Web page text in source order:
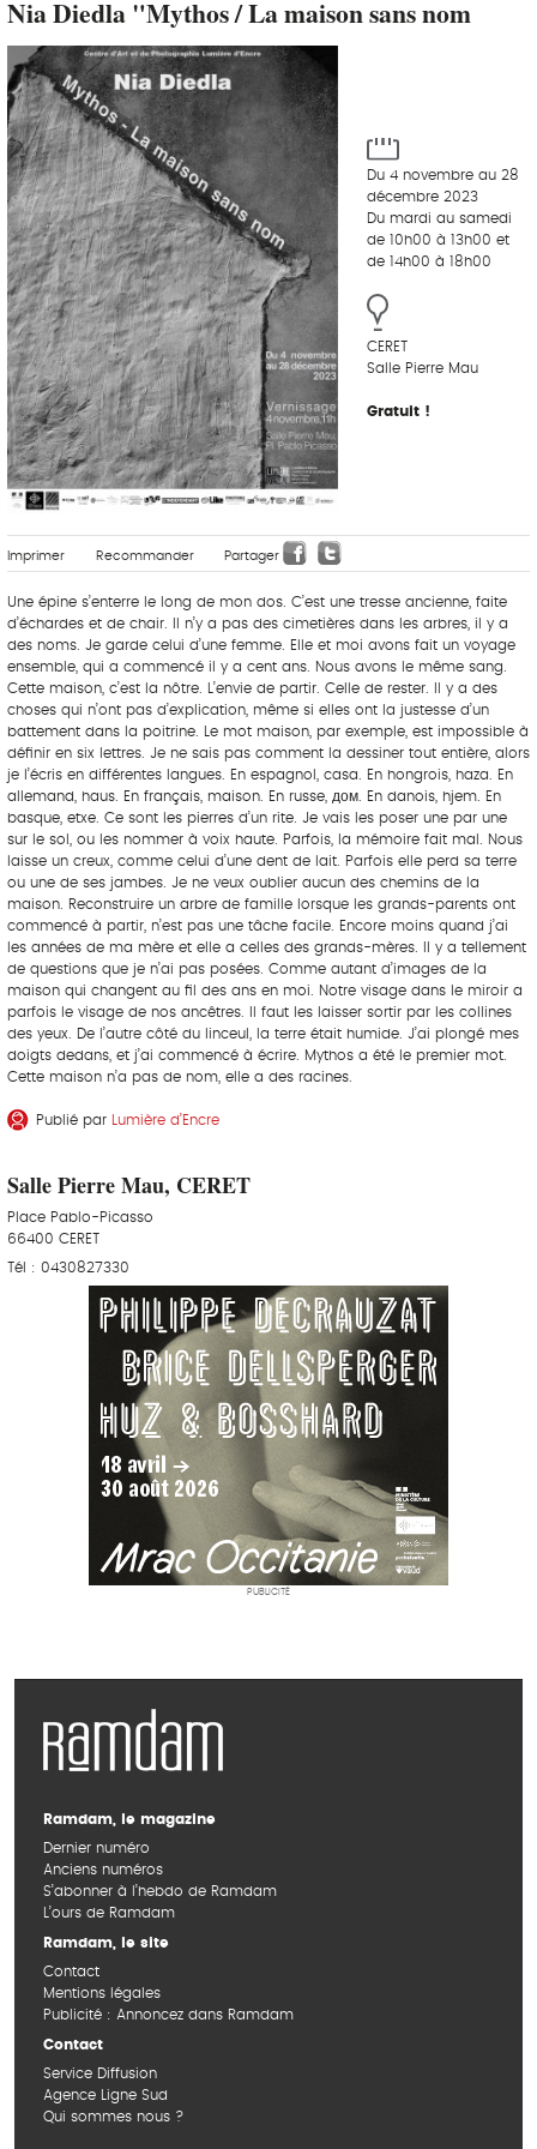
Nia Diedla "Mythos / La maison sans nom
Du 4 novembre au 28
décembre 2023
Du mardi au samedi
de 10h00 à 13h00 et
de 14h00 à 18h00
CERET
Salle Pierre Mau
Gratuit !
Imprimer Recommander Partager
Une épine s’enterre le long de mon dos. C’est une tresse ancienne, faite
d’échardes et de chair. Il n’y a pas des cimetières dans les arbres, il y a
des noms. Je garde celui d’une femme. Elle et moi avons fait un voyage
ensemble, qui a commencé il y a cent ans. Nous avons le même sang.
Cette maison, c’est la nôtre. L’envie de partir. Celle de rester. Il y a des
choses qui n’ont pas d’explication, même si elles ont la justesse d’un
battement dans la poitrine. Le mot maison, par exemple, est impossible à
définir en six lettres. Je ne sais pas comment la dessiner tout entière, alors
je l’écris en différentes langues. En espagnol, casa. En hongrois, haza. En
allemand, haus. En français, maison. En russe, дом. En danois, hjem. En
basque, etxe. Ce sont les pierres d’un rite. Je vais les poser une par une
sur le sol, ou les nommer à voix haute. Parfois, la mémoire fait mal. Nous
laisse un creux, comme celui d’une dent de lait. Parfois elle perd sa terre
ou une de ses jambes. Je ne veux oublier aucun des chemins de la
maison. Reconstruire un arbre de famille lorsque les grands-parents ont
commencé à partir, n’est pas une tâche facile. Encore moins quand j’ai
les années de ma mère et elle a celles des grands-mères. Il y a tellement
de questions que je n’ai pas posées. Comme autant d’images de la
maison qui changent au fil des ans en moi. Notre visage dans le miroir a
parfois le visage de nos ancêtres. Il faut les laisser sortir par les collines
des yeux. De l’autre côté du linceul, la terre était humide. J’ai plongé mes
doigts dedans, et j’ai commencé à écrire. Mythos a été le premier mot.
Cette maison n’a pas de nom, elle a des racines.
Publié par Lumière d’Encre
Salle Pierre Mau, CERET
Place Pablo-Picasso
66400 CERET
Tél : 0430827330
PUBLICITÉ
Ramdam, le magazine
Dernier numéro
Anciens numéros
S’abonner à l’hebdo de Ramdam
L’ours de Ramdam
Ramdam, le site
Contact
Mentions légales
Publicité : Annoncez dans Ramdam
Contact
Service Diffusion
Agence Ligne Sud
Qui sommes nous ?